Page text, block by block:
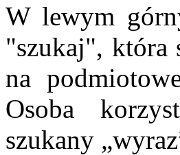
W lewym
"szukaj", która
na
Osoba
szukany